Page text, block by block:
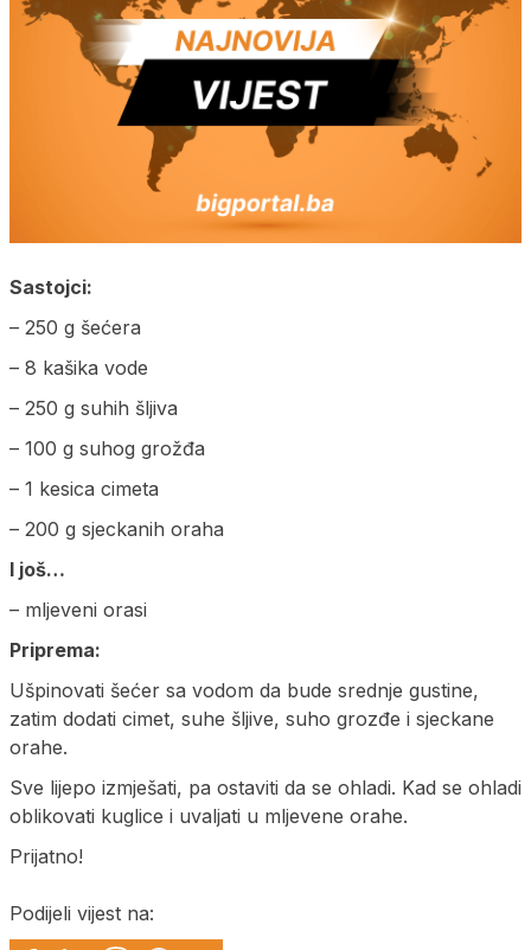
Sastojci:
– 250 g šećera
– 8 kašika vode
– 250 g suhih šljiva
– 100 g suhog grožđa
– 1 kesica cimeta
– 200 g sjeckanih oraha
I još…
– mljeveni orasi
Priprema:
Ušpinovati šećer sa vodom da bude srednje gustine,
zatim dodati cimet, suhe šljive, suho grozđe i sjeckane
orahe.
Sve lijepo izmješati, pa ostaviti da se ohladi. Kad se ohladi
oblikovati kuglice i uvaljati u mljevene orahe.
Prijatno!
Podijeli vijest na: